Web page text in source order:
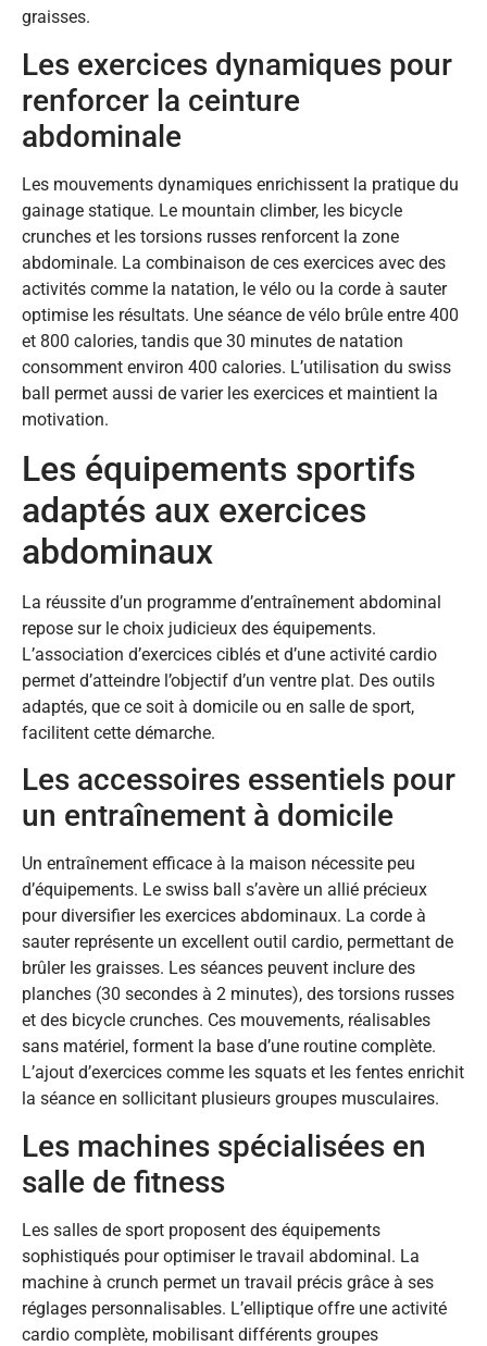
graisses.
Les exercices dynamiques pour
renforcer la ceinture
abdominale
Les mouvements dynamiques enrichissent la pratique du
gainage statique. Le mountain climber, les bicycle
crunches et les torsions russes renforcent la zone
abdominale. La combinaison de ces exercices avec des
activités comme la natation, le vélo ou la corde à sauter
optimise les résultats. Une séance de vélo brûle entre 400
et 800 calories, tandis que 30 minutes de natation
consomment environ 400 calories. L’utilisation du swiss
ball permet aussi de varier les exercices et maintient la
motivation.
Les équipements sportifs
adaptés aux exercices
abdominaux
La réussite d’un programme d’entraînement abdominal
repose sur le choix judicieux des équipements.
L’association d’exercices ciblés et d’une activité cardio
permet d’atteindre l’objectif d’un ventre plat. Des outils
adaptés, que ce soit à domicile ou en salle de sport,
facilitent cette démarche.
Les accessoires essentiels pour
un entraînement à domicile
Un entraînement efficace à la maison nécessite peu
d’équipements. Le swiss ball s’avère un allié précieux
pour diversifier les exercices abdominaux. La corde à
sauter représente un excellent outil cardio, permettant de
brûler les graisses. Les séances peuvent inclure des
planches (30 secondes à 2 minutes), des torsions russes
et des bicycle crunches. Ces mouvements, réalisables
sans matériel, forment la base d’une routine complète.
L’ajout d’exercices comme les squats et les fentes enrichit
la séance en sollicitant plusieurs groupes musculaires.
Les machines spécialisées en
salle de fitness
Les salles de sport proposent des équipements
sophistiqués pour optimiser le travail abdominal. La
machine à crunch permet un travail précis grâce à ses
réglages personnalisables. L’elliptique offre une activité
cardio complète, mobilisant différents groupes